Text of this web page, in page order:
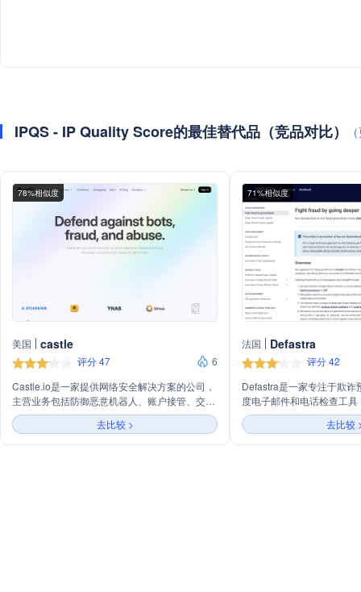
IPQS - IP Quality Score的最佳替代品（竞品对比）
78%相似度
美国 castle
评分 47
6
Castle.io是一家提供网络安全解决方案的公司，
主营业务包括防御恶意机器人、账户接管、交易
欺诈和垃圾信息。公司通过轻量级API，无需
CAPTCHA验证即可利用用户身份、声誉和行为
分析来阻止大规模的人类和机器人驱动的攻击，
去比较 >
71%相似度
法国 Defastra
评分 42
Defastra是一家专注于欺诈
度电子邮件和电话检查工
和数字数据，进行深度反
分和风险等级，并提供详
去比较